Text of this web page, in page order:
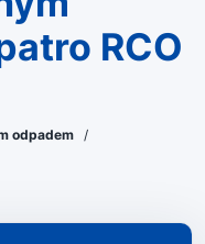
RCO
odpadem /